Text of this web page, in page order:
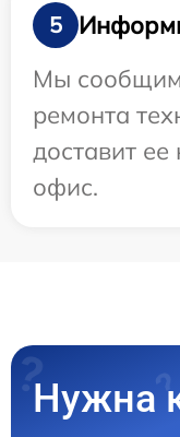
5
Мы
ремонта
доставит
офис.
Нужна